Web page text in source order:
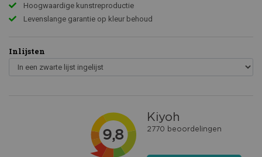
Hoogwaardige kunstreproductie
Levenslange garantie op kleur behoud
Inlijsten